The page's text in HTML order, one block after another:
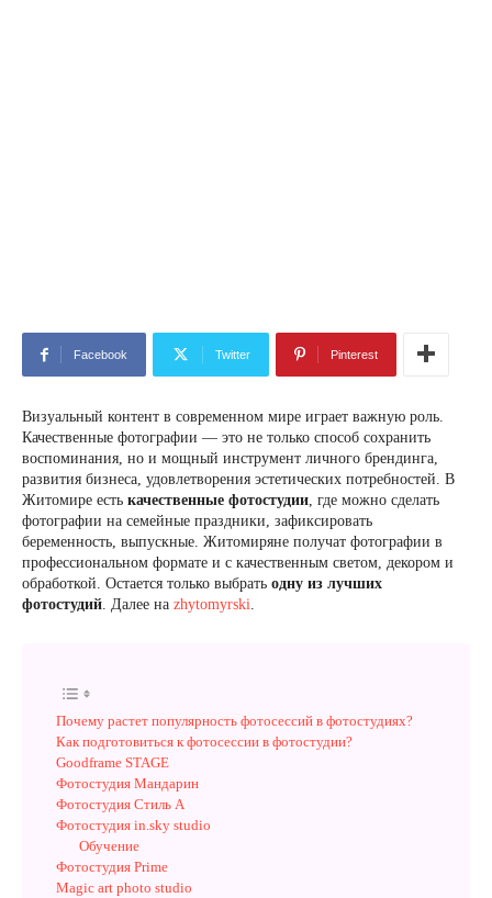
Facebook Twitter Pinterest
Визуальный контент в современном мире играет важную роль.
Качественные фотографии — это не только способ сохранить
воспоминания, но и мощный инструмент личного брендинга,
развития бизнеса, удовлетворения эстетических потребностей. В
Житомире есть качественные фотостудии, где можно сделать
фотографии на семейные праздники, зафиксировать
беременность, выпускные. Житомиряне получат фотографии в
профессиональном формате и с качественным светом, декором и
обработкой. Остается только выбрать одну из лучших
фотостудий. Далее на zhytomyrski.
Почему растет популярность фотосессий в фотостудиях?
Как подготовиться к фотосессии в фотостудии?
Goodframe STAGE
Фотостудия Мандарин
Фотостудия Стиль А
Фотостудия in.sky studio
Обучение
Фотостудия Prime
Magic art photo studio